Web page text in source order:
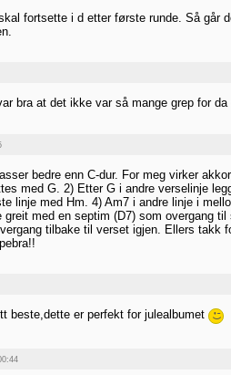
fortsette i d etter første runde. Så går
bra at det ikke var så mange grep for
bedre enn C-dur. For meg virker
med G. 2) Etter G i andre verselinje
linje med Hm. 4) Am7 i andre linje i
greit med en septim (D7) som overgang
tilbake til verset igjen. Ellers takk
beste,dette er perfekt for julealbumet